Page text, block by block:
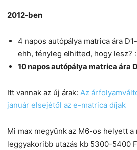
2012-ben
4 napos autópálya matrica ára
ehh, tényleg elhitted, hogy lesz?
10 napos autópálya matrica ára
Itt vannak az új árak: Az
január elsejétől az e-matrica díjak
Mi max megyünk az M6-os helyett
leggyakoribb utazás kb 5300-5400